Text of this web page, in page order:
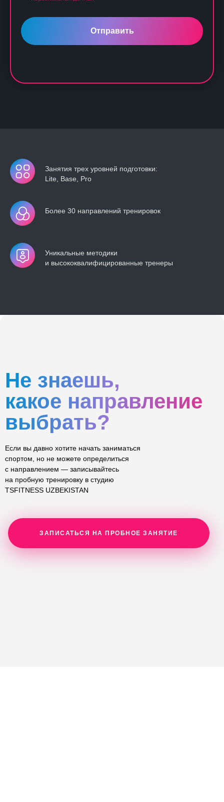
Отправить
Занятия трех уровней подготовки:
Lite, Base, Pro
Более 30 направлений тренировок
Уникальные методики
и высококвалифицированные тренеры
Если вы давно хотите начать заниматься
спортом, но не можете определиться
с направлением — записывайтесь
на пробную тренировку в cтудию
TSFITNESS UZBEKISTAN
Не знаешь,
какое направление
выбрать?
ЗАПИСАТЬСЯ НА ПРОБНОЕ ЗАНЯТИЕ